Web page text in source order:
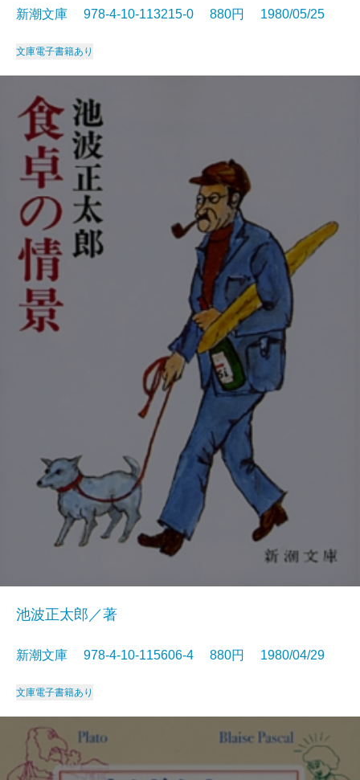
新潮文庫 978-4-10-113215-0 880円 1980/05/25
文庫電子書籍あり
池波正太郎／著
新潮文庫 978-4-10-115606-4 880円 1980/04/29
文庫電子書籍あり